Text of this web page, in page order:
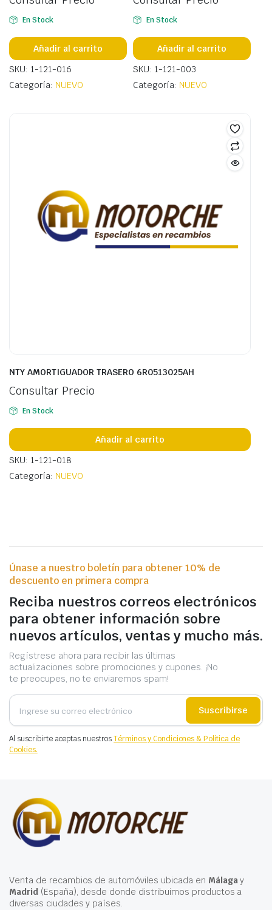
En Stock
Añadir al carrito
SKU: 1-121-016
Categoría: NUEVO
En Stock
Añadir al carrito
SKU: 1-121-003
Categoría: NUEVO
NTY AMORTIGUADOR TRASERO 6R0513025AH
Consultar Precio
En Stock
Añadir al carrito
SKU: 1-121-018
Categoría: NUEVO
Únase a nuestro boletín para obtener 10% de
descuento en primera compra
Reciba nuestros correos electrónicos
para obtener información sobre
nuevos artículos, ventas y mucho más.
Regístrese ahora para recibir las últimas
actualizaciones sobre promociones y cupones. ¡No
te preocupes, no te enviaremos spam!
Suscribirse
Al suscribirte aceptas nuestrosTérminos y Condiciones & Política de
Cookies.
Venta de recambios de automóviles ubicada en Málagay
Madrid(España), desde donde distribuimos productos a
diversas ciudades y países.